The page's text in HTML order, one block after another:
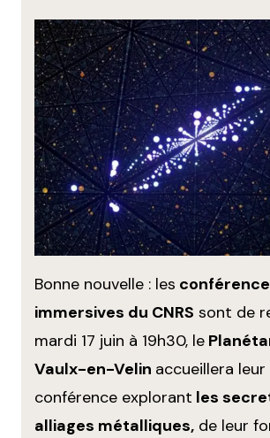
Bonne nouvelle : les
immersives du CNRS sont de
mardi 17 juin à 19h30, le
Vaulx-en-Velin accueillera
conférence explorant les
alliages métalliques, de leur